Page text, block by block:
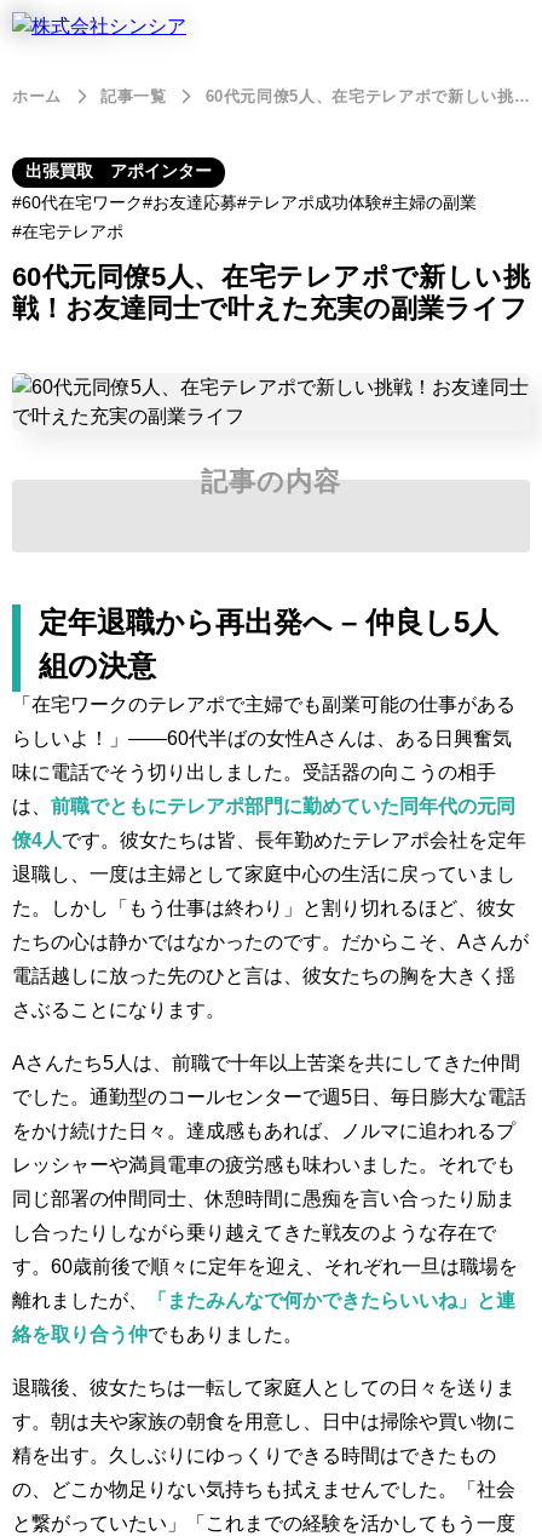
ホーム 記事一覧 60代元同僚5人、在宅テレアポで新しい挑戦！お友達同士で叶えた充実の副業ライフ
出張買取 アポインター
60代在宅ワーク
お友達応募 テレアポ成功体験 主婦の副業
在宅テレアポ
60代元同僚5人、在宅テレアポで新しい挑
戦！お友達同士で叶えた充実の副業ライフ
記事の内容
定年退職から再出発へ – 仲良し5人
組の決意
「在宅ワークのテレアポで主婦でも副業可能の仕事がある
らしいよ！」——60代半ばの女性Aさんは、ある日興奮気
味に電話でそう切り出しました。受話器の向こうの相手
は、 前職でともにテレアポ部門に勤めていた同年代の元同
僚4人です。彼女たちは皆、長年勤めたテレアポ会社を定年
退職し、一度は主婦として家庭中心の生活に戻っていまし
た。しかし「もう仕事は終わり」と割り切れるほど、彼女
たちの心は静かではなかったのです。だからこそ、Aさんが
電話越しに放った先のひと言は、彼女たちの胸を大きく揺
さぶることになります。
Aさんたち5人は、前職で十年以上苦楽を共にしてきた仲間
でした。通勤型のコールセンターで週5日、毎日膨大な電話
をかけ続けた日々。達成感もあれば、ノルマに追われるプ
レッシャーや満員電車の疲労感も味わいました。それでも
同じ部署の仲間同士、休憩時間に愚痴を言い合ったり励ま
し合ったりしながら乗り越えてきた戦友のような存在で
す。60歳前後で順々に定年を迎え、それぞれ一旦は職場を
離れましたが、
「またみんなで何かできたらいいね」と連
絡を取り合う仲でもありました。
退職後、彼女たちは一転して家庭人としての日々を送りま
す。朝は夫や家族の朝食を用意し、日中は掃除や買い物に
精を出す。久しぶりにゆっくりできる時間はできたもの
の、どこか物足りない気持ちも拭えませんでした。「社会
と繋がっていたい」「これまでの経験を活かしてもう一度